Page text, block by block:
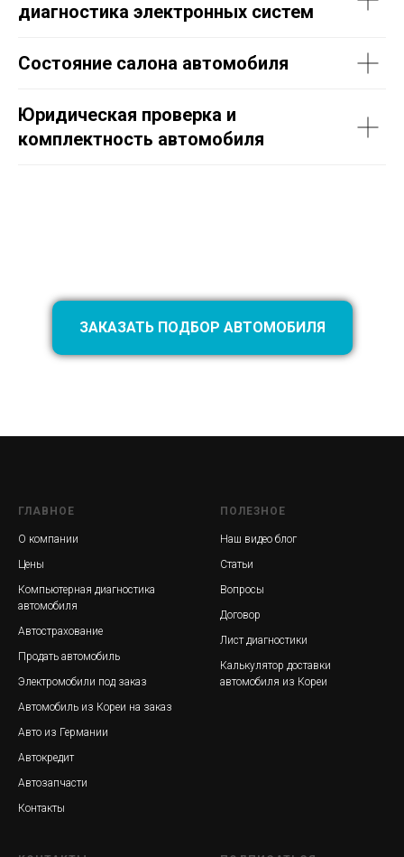
диагностика электронных систем
Состояние салона автомобиля
Юридическая проверка и
комплектность автомобиля
ЗАКАЗАТЬ ПОДБОР АВТОМОБИЛЯ
ГЛАВНОЕ
О компании
Цены
Компьютерная диагностика
автомобиля
Автострахование
Продать автомобиль
Электромобили под заказ
Автомобиль из Кореи на заказ
Авто из Германии
Автокредит
Автозапчасти
Контакты
ПОЛЕЗНОЕ
Наш видео блог
Статьи
Вопросы
Договор
Лист диагностики
Калькулятор доставки
автомобиля из Кореи